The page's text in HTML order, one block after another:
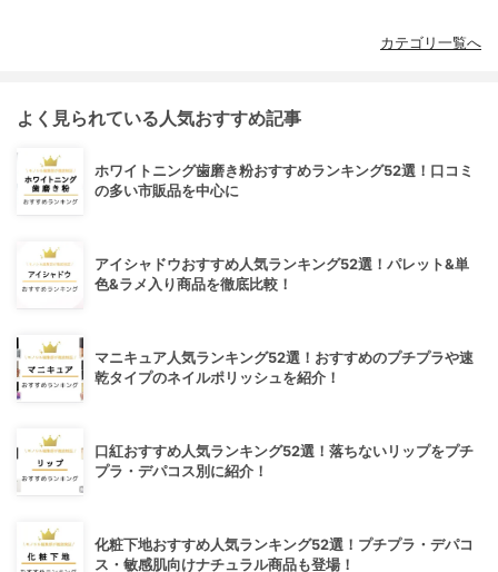
カテゴリ一覧へ
よく見られている人気おすすめ記事
ホワイトニング歯磨き粉おすすめランキング52選！口コミ
の多い市販品を中心に
アイシャドウおすすめ人気ランキング52選！パレット&単
色&ラメ入り商品を徹底比較！
マニキュア人気ランキング52選！おすすめのプチプラや速
乾タイプのネイルポリッシュを紹介！
口紅おすすめ人気ランキング52選！落ちないリップをプチ
プラ・デパコス別に紹介！
化粧下地おすすめ人気ランキング52選！プチプラ・デパコ
ス・敏感肌向けナチュラル商品も登場！